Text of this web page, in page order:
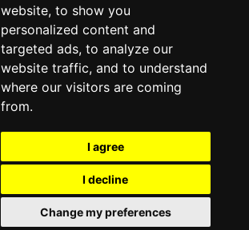
website, to show you
personalized content and
targeted ads, to analyze our
website traffic, and to understand
where our visitors are coming
from.
I agree
I decline
Change my preferences